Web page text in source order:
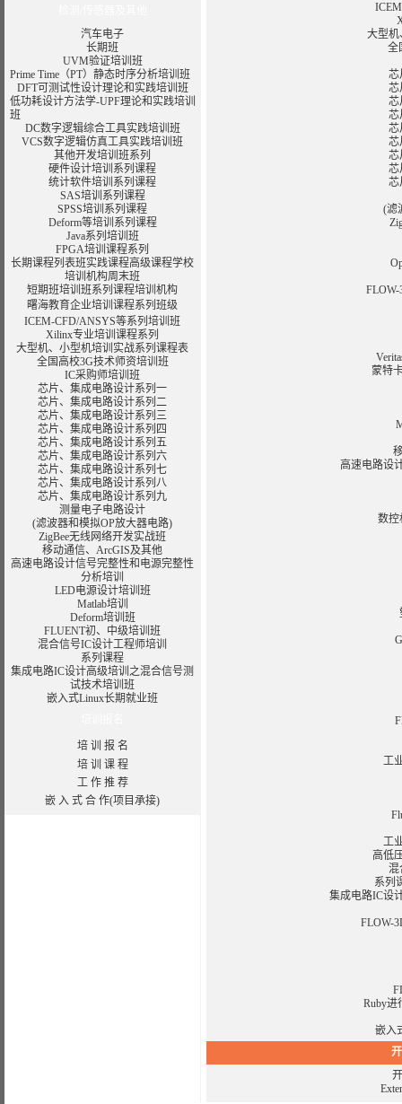
汽车电子
长期班
UVM验证培训班
Prime Time（PT）静态时序分析培训班
DFT可测试性设计理论和实践培训班
低功耗设计方法学-UPF理论和实践培训
班
DC数字逻辑综合工具实践培训班
VCS数字逻辑仿真工具实践培训班
其他开发培训班系列
硬件设计培训系列课程
统计软件培训系列课程
SAS培训系列课程
SPSS培训系列课程
Deform等培训系列课程
Java系列培训班
FPGA培训课程系列
长期课程列表班实践课程高级课程学校
培训 机构周末班
短期班培训 班系列课程培训 机构
曙海教育企业培训 课程系列 班级
ICEM-CFD/ANSYS等系列培训班
Xilinx专业培训课程系列
大型机、小型机培训实战系列课程表
全国高校3G技术师资培训班
IC采购师培训班
芯片、集成电路设计系列一
芯片、集成电路设计系列二
芯片、集成电路设计系列三
芯片、集成电路设计系列四
芯片、集成电路设计系列五
芯片、集成电路设计系列六
芯片、集成电路设计系列七
芯片、集成电路设计系列八
芯片、集成电路设计系列九
测量电子电路设计
(滤波器和模拟OP放大器电路)
ZigBee无线网络开发实战班
移动通信、 ArcGIS及其他
高速电路设计信号完整性和电源完整性
分析培训
LED电源设计培训班
Matlab培训
Deform培训班
FLUENT初、中级培训班
混合信号IC设计工程师培训
系列课程
集成电路IC设计高级培训之混合信号测
试技术培训班
嵌入式Linux长期就业班
培 训 报 名
培 训 课 程
工 作 推 荐
嵌 入 式 合 作(项目承接)
大型机
全
芯
芯
芯
芯
芯
芯
芯
芯
芯
(滤
蒙特
高速电路设
数控
工
工
高低
混
系列
集成电路IC设
FLOW-
Ruby进
嵌入